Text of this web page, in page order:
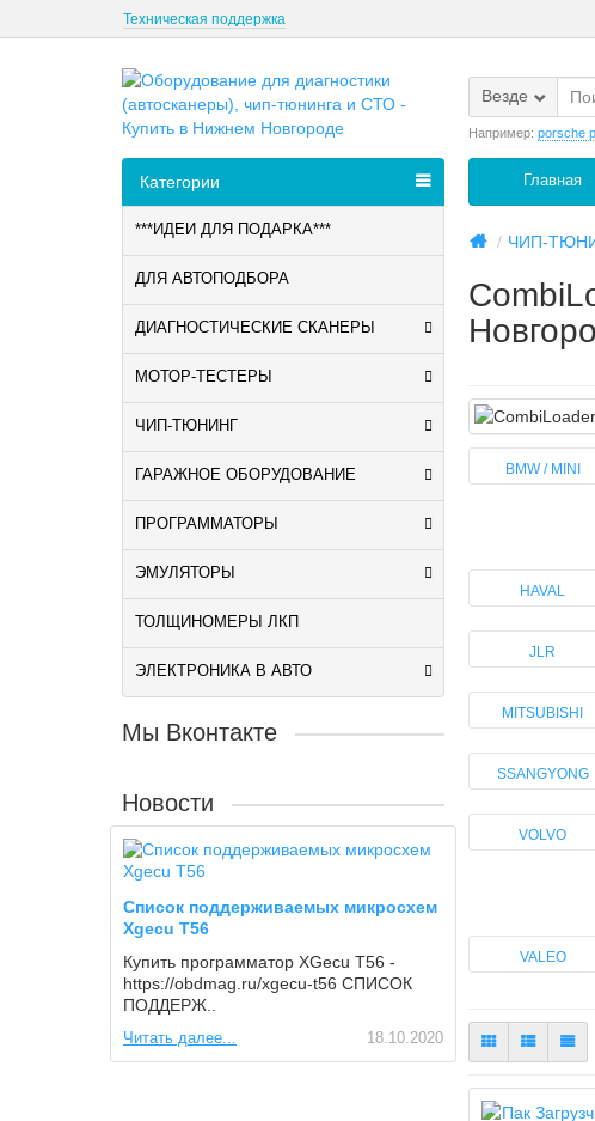
Техническая поддержка
Везде
Например: porsche
Главная
Категории
***ИДЕИ ДЛЯ ПОДАРКА***
ДЛЯ АВТОПОДБОРА
ДИАГНОСТИЧЕСКИЕ СКАНЕРЫ
МОТОР-ТЕСТЕРЫ
ЧИП-ТЮНИНГ
ГАРАЖНОЕ ОБОРУДОВАНИЕ
ПРОГРАММАТОРЫ
ЭМУЛЯТОРЫ
ТОЛЩИНОМЕРЫ ЛКП
ЭЛЕКТРОНИКА В АВТО
ЧИП-
Мы Вконтакте
Новости
Список поддерживаемых микросхем
Xgecu T56
Купить программатор XGecu T56 -
https://obdmag.ru/xgecu-t56 СПИСОК
ПОДДЕРЖ..
Читать далее... 18.10.2020
BMW / MINI
HAVAL
JLR
MITSUBISHI
SSANGYONG
VOLVO
VALEO